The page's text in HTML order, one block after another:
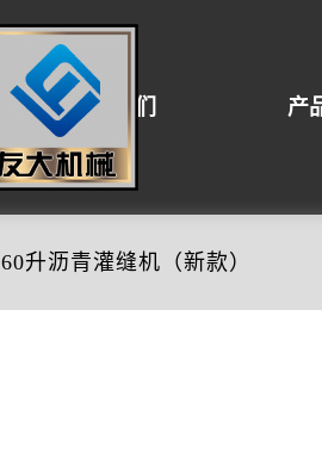
关于我们 产
混凝土设备
60升沥青灌缝机（新款）